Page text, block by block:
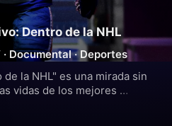
Dentro de la NHL
· Documental ·Deportes
la NHL" es una mirada sin
vidas de los mejores
los deportes: la Copa